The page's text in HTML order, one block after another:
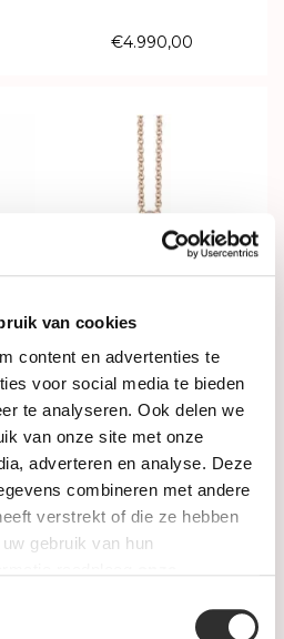
van cookies
content en advertenties te
voor social media te bieden
te analyseren. Ook delen we
van onze site met onze
adverteren en analyse. Deze
combineren met andere
verstrekt of die ze hebben
gebruik van hun
€4.990,00
Op voorraad
AL CORO Hanger Serenata
18k Roségoud met diamant
NP719WR
€1.960,00